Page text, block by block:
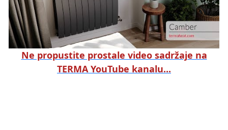
Ne propustite prostale video sadržaje na
TERMA YouTube kanalu...